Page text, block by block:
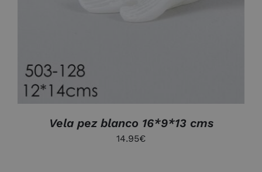
Vela pez blanco 16*9*13 cms
14.95€